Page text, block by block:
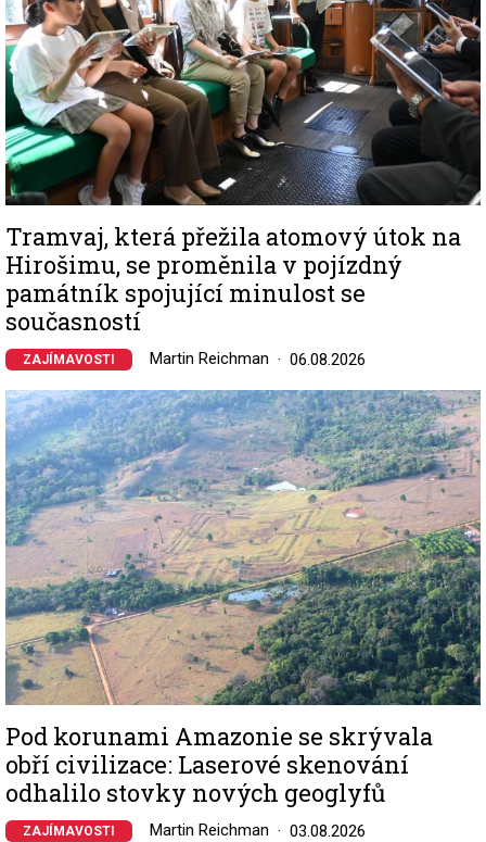
Tramvaj, která přežila atomový útok na
Hirošimu, se proměnila v pojízdný
památník spojující minulost se
současností
ZAJÍMAVOSTI Martin Reichman 06.08.2026
Image
Pod korunami Amazonie se skrývala
obří civilizace: Laserové skenování
odhalilo stovky nových geoglyfů
ZAJÍMAVOSTI Martin Reichman 03.08.2026